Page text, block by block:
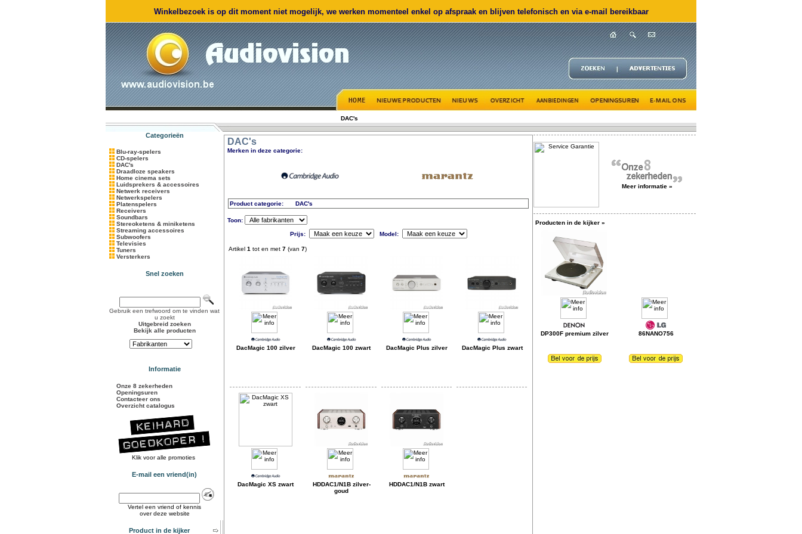
Winkelbezoek is op dit moment niet mogelijk, we werken momenteel enkel op afspraak en blijven telefonisch en via e-mail bereikbaar
DAC's
Categorieën
Blu-ray-spelers
CD-spelers
DAC's
Draadloze speakers
Home cinema sets
Luidsprekers & accessoires
Netwerk receivers
Netwerkspelers
Platenspelers
Receivers
Soundbars
Stereoketens & miniketens
Streaming accessoires
Subwoofers
Televisies
Tuners
Versterkers
Snel zoeken
Gebruik een trefwoord om te vinden wat
u zoekt
Uitgebreid zoeken
Bekijk alle producten
Informatie
Onze 8 zekerheden
Openingsuren
Contacteer ons
Overzicht catalogus
Klik voor alle promoties
E-mail een vriend(in)
Vertel een vriend of kennis
over deze website
Product in de kijker
DAC's
Merken in deze categorie:
Product categorie: DAC's
Toon:
Prijs: Model:
Artikel 1 tot en met 7 (van 7)
DacMagic 100 zilver DacMagic 100 zwart DacMagic Plus zilver DacMagic Plus zwart
DacMagic XS zwart
HDDAC1/N1B zilver-
goud
HDDAC1/N1B zwart
Meer informatie »
Producten in de kijker »
DP300F premium zilver 86NANO756